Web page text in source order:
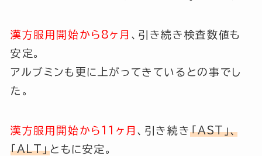
漢方服用開始から8ヶ月 、引き続き検査数値も
安定。
アルブミンも更に上がってきているとの事でし
た。
漢方服用開始から11ヶ月 、引き続き「AST」、
「ALT」ともに安定。